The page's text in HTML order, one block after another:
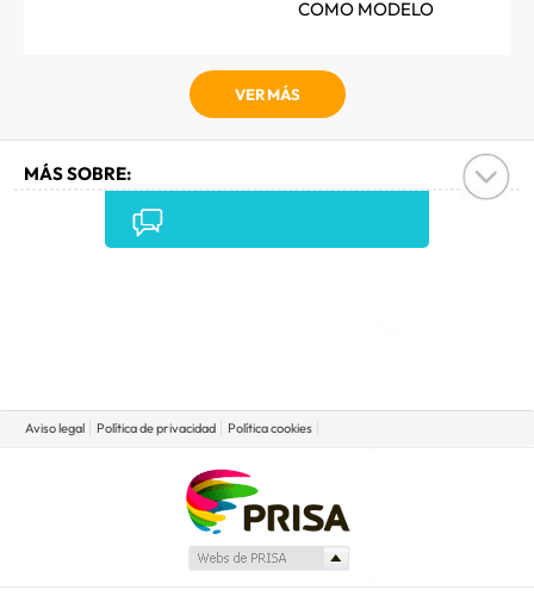
COMO MODELO
VER MÁS
MÁS SOBRE:
MASCOTAS•
Aviso legal Política de privacidad Política cookies